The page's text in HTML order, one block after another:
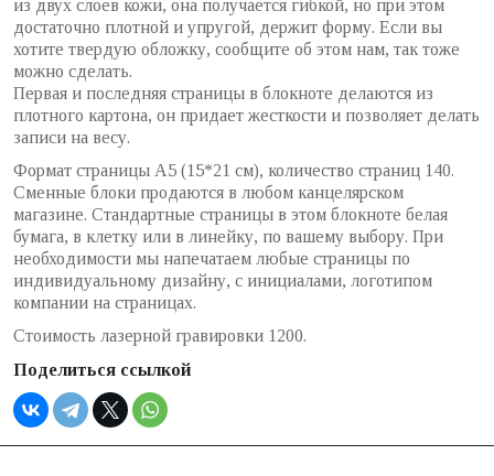
из двух слоев кожи, она получается гибкой, но при этом
достаточно плотной и упругой, держит форму. Если вы
хотите твердую обложку, сообщите об этом нам, так тоже
можно сделать.
Первая и последняя страницы в блокноте делаются из
плотного картона, он придает жесткости и позволяет делать
записи на весу.
Формат страницы А5 (15*21 см), количество страниц 140.
Сменные блоки продаются в любом канцелярском
магазине. Стандартные страницы в этом блокноте белая
бумага, в клетку или в линейку, по вашему выбору. При
необходимости мы напечатаем любые страницы по
индивидуальному дизайну, с инициалами, логотипом
компании на страницах.
Стоимость лазерной гравировки 1200.
Поделиться ссылкой